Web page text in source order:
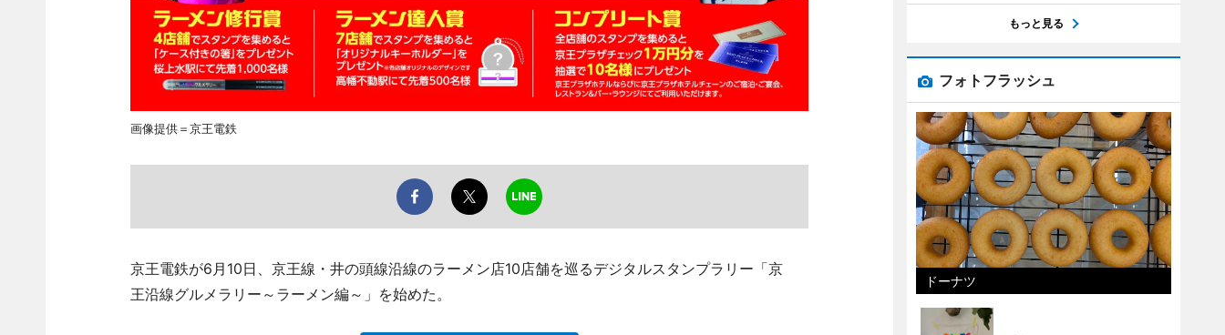
画像提供＝京王電鉄
京王電鉄が6月10日、京王線・井の頭線沿線のラーメン店10店舗を巡るデジタルスタンプラリー「京
王沿線グルメラリー～ラーメン編～」を始めた。
もっと見る
フォトフラッシュ
ドーナツ